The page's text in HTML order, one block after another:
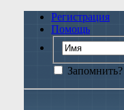
Регистрация
Помощь
Запомнить?